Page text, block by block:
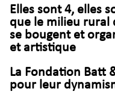
Elles sont 4, elles
que le milieu rural
se bougent et
et artistique
La Fondation Batt
pour leur